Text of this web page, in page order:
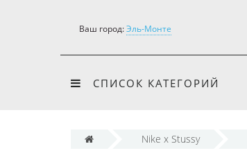
Ваш город:Эль-Монте
СПИСОК КАТЕГОРИЙ
Nike x Stussy